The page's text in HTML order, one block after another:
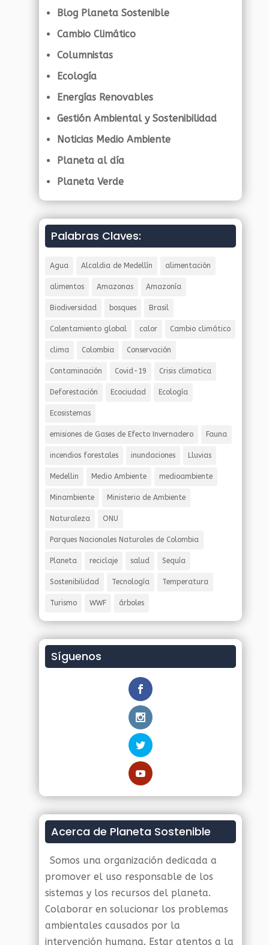
Blog Planeta Sostenible
Cambio Climático
Columnistas
Ecología
Energías Renovables
Gestión Ambiental y Sostenibilidad
Noticias Medio Ambiente
Planeta al día
Planeta Verde
Palabras Claves:
Agua Alcaldia de Medellín alimentación
alimentos Amazonas Amazonía
Biodiversidad bosques Brasil
Calentamiento global calor Cambio climático
clima Colombia Conservación
Contaminación Covid-19 Crisis climatica
Deforestación Ecociudad Ecología
Ecosistemas
emisiones de Gases de Efecto Invernadero Fauna
incendios forestales inundaciones Lluvias
Medellin Medio Ambiente medioambiente
Minambiente Ministerio de Ambiente
Naturaleza ONU
Parques Nacionales Naturales de Colombia
Planeta reciclaje salud Sequía
Sostenibilidad Tecnología Temperatura
Turismo WWF árboles
Síguenos
Acerca de Planeta Sostenible
Somos una organización dedicada a
promover el uso responsable de los
sistemas y los recursos del planeta.
Colaborar en solucionar los problemas
ambientales causados por la
intervención humana. Estar atentos a la